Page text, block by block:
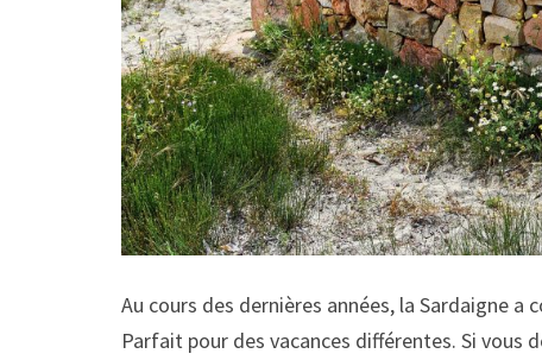
Au cours des dernières années, la Sardaigne
Parfait pour des vacances différentes. Si vous